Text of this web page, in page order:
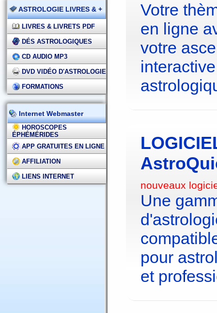
ASTROLOGIE LIVRES & +
LIVRES & LIVRETS PDF
DÉS ASTROLOGIQUES
CD AUDIO MP3
DVD VIDÉO D'ASTROLOGIE
FORMATIONS
Internet Webmaster
HOROSCOPES
ÉPHÉMÉRIDES
APP GRATUITES EN LIGNE
AFFILIATION
LIENS INTERNET
Votre
en ligne
votre
nouveaux
Une
pour
et